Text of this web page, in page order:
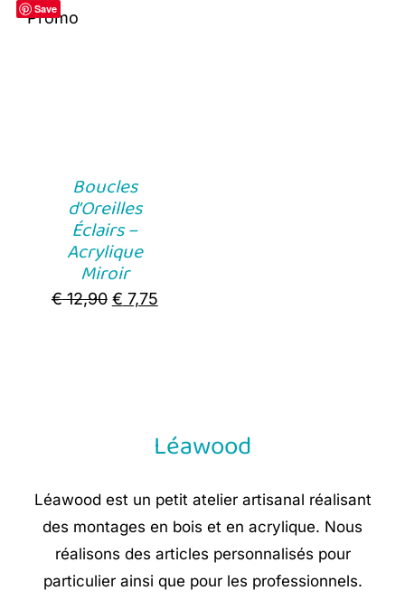
Save
Promo
Boucles
d’Oreilles
Éclairs –
Acrylique
Miroir
€12,90 Original
€ 7,75Current
Léawood
Léawood est un petit atelier artisanal réalisant
des montages en bois et en acrylique. Nous
réalisons des articles personnalisés pour
particulier ainsi que pour les professionnels.